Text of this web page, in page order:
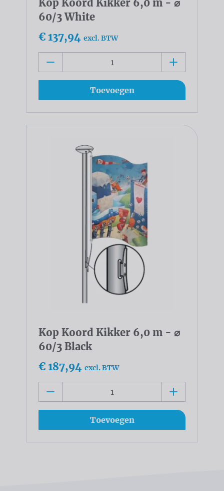
Kop Koord Kikker 6,0 m - ⌀
60/3 White
€ 137,94 excl. BTW
Toevoegen
Kop Koord Kikker 6,0 m - ⌀
60/3 Black
€ 187,94 excl. BTW
Toevoegen